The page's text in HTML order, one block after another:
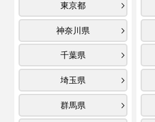
東京都
神奈川県
千葉県
埼玉県
群馬県